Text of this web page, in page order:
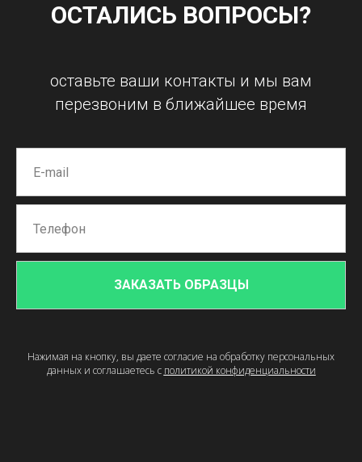
ОСТАЛИСЬ ВОПРОСЫ?
оставьте ваши контакты и мы вам
перезвоним в ближайшее время
ЗАКАЗАТЬ ОБРАЗЦЫ
Нажимая на кнопку, вы даете согласие на обработку персональных
данных и соглашаетесь c политикой конфиденциальности